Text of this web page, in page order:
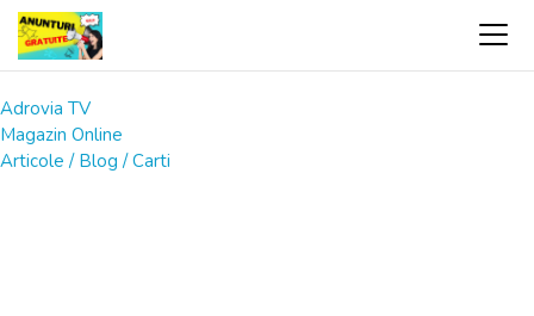
Adrovia TV
Magazin Online
Articole / Blog / Carti